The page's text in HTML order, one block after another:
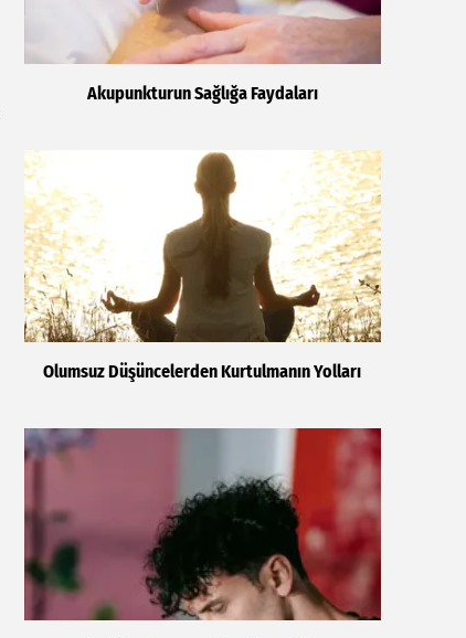
Akupunkturun Sağlığa Faydaları
Olumsuz Düşüncelerden Kurtulmanın Yolları